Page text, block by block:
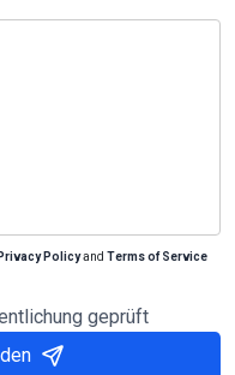
Privacy Policyand Terms of Service
geprüft